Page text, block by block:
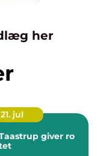
her
21. jul
giver ro